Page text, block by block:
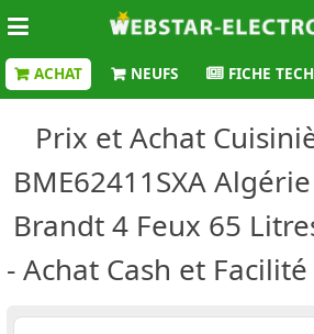
ACHAT NEUFS FICHE
Prix et Achat
BME62411SXA
Brandt 4 Feux 65
- Achat Cash et